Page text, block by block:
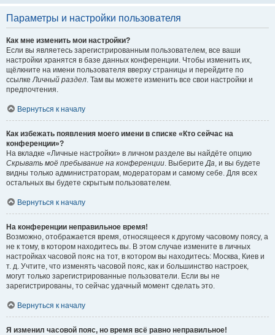
Параметры и настройки пользователя
Как мне изменить мои настройки?
Если вы являетесь зарегистрированным пользователем, все ваши
настройки хранятся в базе данных конференции. Чтобы изменить их,
щёлкните на имени пользователя вверху страницы и перейдите по
ссылкеЛичный раздел. Там вы можете изменить все свои настройки и
предпочтения.
Вернуться к началу
Как избежать появления моего имени в списке «Кто сейчас на
конференции»?
На вкладке «Личные настройки» в личном разделе вы найдёте опцию
Скрывать моё пребывание на конференции. ВыберитеДа, и вы будете
видны только администраторам, модераторам и самому себе. Для всех
остальных вы будете скрытым пользователем.
Вернуться к началу
На конференции неправильное время!
Возможно, отображается время, относящееся к другому часовому поясу, а
не к тому, в котором находитесь вы. В этом случае измените в личных
настройках часовой пояс на тот, в котором вы находитесь: Москва, Киев и
т. д. Учтите, что изменять часовой пояс, как и большинство настроек,
могут только зарегистрированные пользователи. Если вы не
зарегистрированы, то сейчас удачный момент сделать это.
Вернуться к началу
Я изменил часовой пояс, но время всё равно неправильное!